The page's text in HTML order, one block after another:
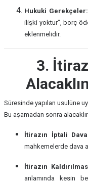
Hukuki Gerekçeler:
ilişki yoktur", borç
eklenmelidir.
3.
Süresinde yapılan usulüne
Bu aşamadan sonra
İtirazın İptali
mahkemelerde dava
İtirazın
anlamında kesin